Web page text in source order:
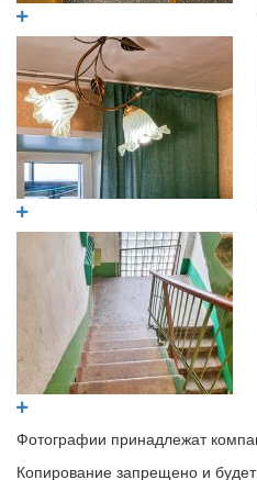
Фотографии принадлежат
Копирование запрещено и